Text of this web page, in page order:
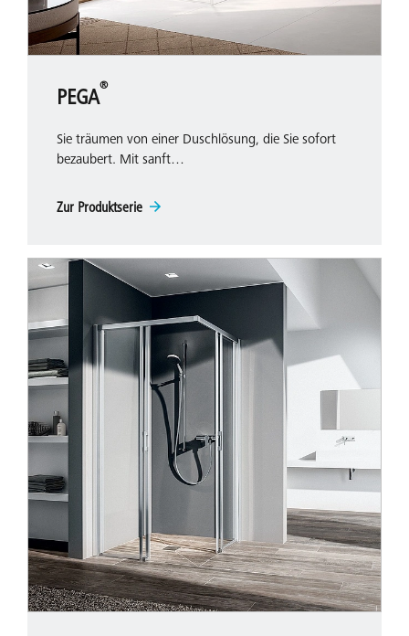
PEGA
®
Sie träumen von einer Duschlösung, die Sie sofort
bezaubert. Mit sanft…
Zur Produktserie